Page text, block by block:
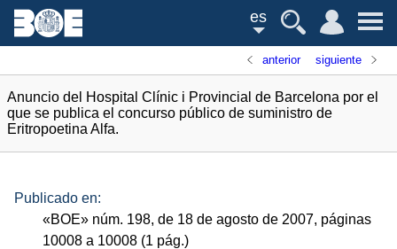
es
anterior siguiente
Anuncio del Hospital Clínic i Provincial de Barcelona por el
que se publica el concurso público de suministro de
Eritropoetina Alfa.
Publicado en:
«BOE» núm. 198, de 18 de agosto de 2007, páginas
10008 a 10008 (1 pág.)